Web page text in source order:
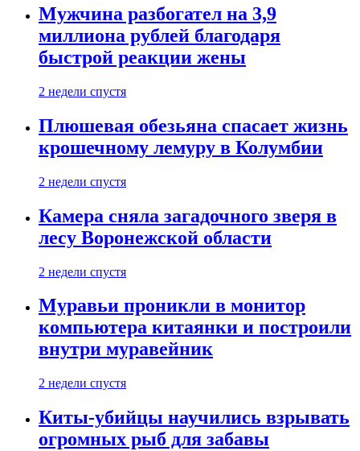
Мужчина разбогател на 3,9
миллиона рублей благодаря
быстрой реакции жены
2 недели спустя
Плюшевая обезьяна спасает жизнь
крошечному лемуру в Колумбии
2 недели спустя
Камера сняла загадочного зверя в
лесу Воронежской области
2 недели спустя
Муравьи проникли в монитор
компьютера китаянки и построили
внутри муравейник
2 недели спустя
Киты-убийцы научились взрывать
огромных рыб для забавы